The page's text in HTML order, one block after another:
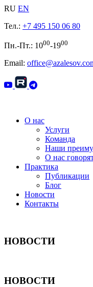
RU EN
Тел.: +7 495 150 06 80
Пн.-Пт.: 1000-1900
Email:
О нас
Услуги
Команда
Наши
О нас
Практика
Публикации
Блог
Новости
Контакты
НОВОСТИ
НОВОСТИ